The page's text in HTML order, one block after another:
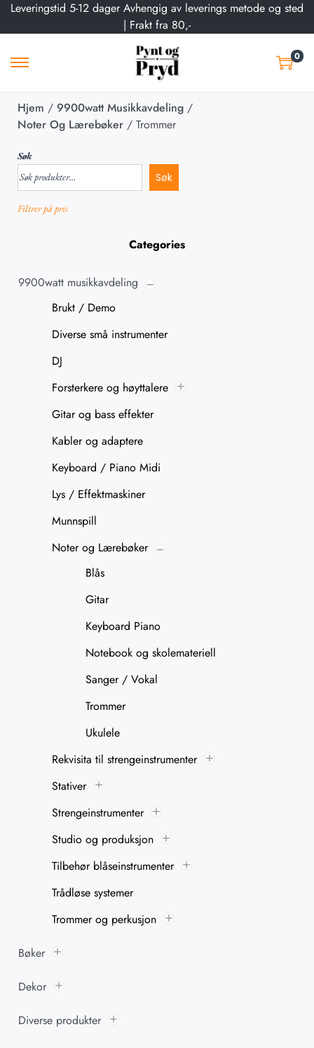
Leveringstid 5-12 dager Avhengig av leverings metode og sted
| Frakt fra 80,-
0
Hjem / 9900watt Musikkavdeling /
Noter Og Lærebøker / Trommer
Søk
Søk
Filtrer på pris
Categories
9900watt musikkavdeling
Brukt / Demo
Diverse små instrumenter
DJ
Forsterkere og høyttalere
Gitar og bass effekter
Kabler og adaptere
Keyboard / Piano Midi
Lys / Effektmaskiner
Munnspill
Noter og Lærebøker
Blås
Gitar
Keyboard Piano
Notebook og skolemateriell
Sanger / Vokal
Trommer
Ukulele
Rekvisita til strengeinstrumenter
Stativer
Strengeinstrumenter
Studio og produksjon
Tilbehør blåseinstrumenter
Trådløse systemer
Trommer og perkusjon
Bøker
Dekor
Diverse produkter